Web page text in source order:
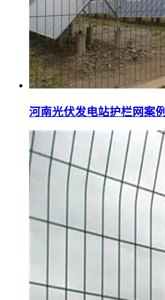
河南光伏发电站护栏网案例